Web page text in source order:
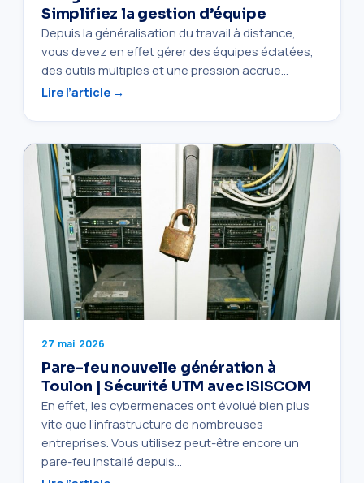
Simplifiez la gestion d’équipe
Depuis la généralisation du travail à distance,
vous devez en effet gérer des équipes éclatées,
des outils multiples et une pression accrue…
Lire l’article →
27 mai 2026
Pare-feu nouvelle génération à
Toulon | Sécurité UTM avec ISISCOM
En effet, les cybermenaces ont évolué bien plus
vite que l’infrastructure de nombreuses
entreprises. Vous utilisez peut-être encore un
pare-feu installé depuis…